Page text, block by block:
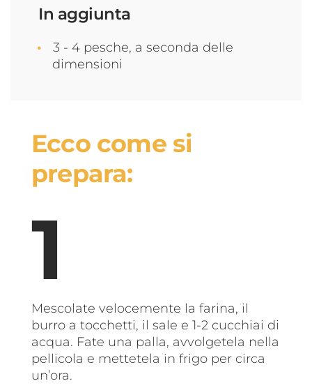
In aggiunta
3 - 4 pesche, a seconda delle
dimensioni
Ecco come si
prepara:
Mescolate velocemente la farina, il
burro a tocchetti, il sale e 1-2 cucchiai di
acqua. Fate una palla, avvolgetela nella
pellicola e mettetela in frigo per circa
un’ora.